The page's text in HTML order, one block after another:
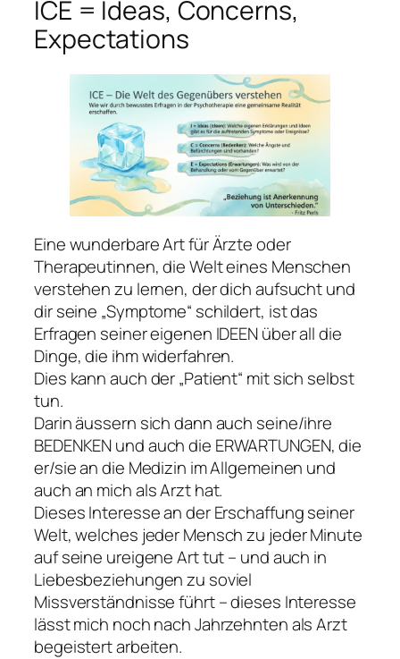
ICE = Ideas, Concerns,
Expectations
Eine wunderbare Art für Ärzte oder
Therapeutinnen, die Welt eines Menschen
verstehen zu lernen, der dich aufsucht und
dir seine „Symptome“ schildert, ist das
Erfragen seiner eigenen IDEEN über all die
Dinge, die ihm widerfahren.
Dies kann auch der „Patient“ mit sich selbst
tun.
Darin äussern sich dann auch seine/ihre
BEDENKEN und auch die ERWARTUNGEN, die
er/sie an die Medizin im Allgemeinen und
auch an mich als Arzt hat.
Dieses Interesse an der Erschaffung seiner
Welt, welches jeder Mensch zu jeder Minute
auf seine ureigene Art tut – und auch in
Liebesbeziehungen zu soviel
Missverständnisse führt – dieses Interesse
lässt mich noch nach Jahrzehnten als Arzt
begeistert arbeiten.